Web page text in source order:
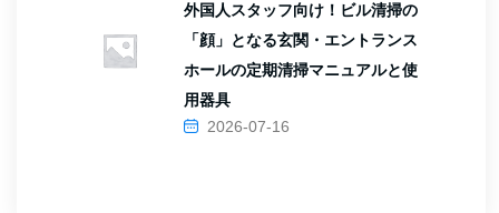
外国人スタッフ向け！ビル清掃の
「顔」となる玄関・エントランス
ホールの定期清掃マニュアルと使
用器具
2026-07-16